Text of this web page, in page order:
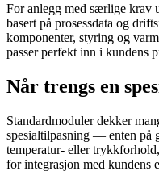
For anlegg med særlige krav
basert på prosessdata og
komponenter, styring og
passer perfekt inn i kundens
Når trengs en
Standardmoduler dekker
spesialtilpasning — enten på
temperatur- eller
for integrasjon med kundens